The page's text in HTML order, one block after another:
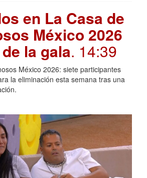
en La Casa de
México 2026
la gala. 14:39
México 2026: siete participantes
la eliminación esta semana tras una